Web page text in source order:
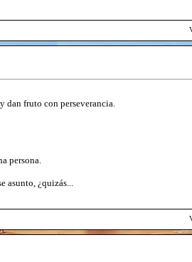
dan fruto con perseverancia.
persona.
¿quizás...